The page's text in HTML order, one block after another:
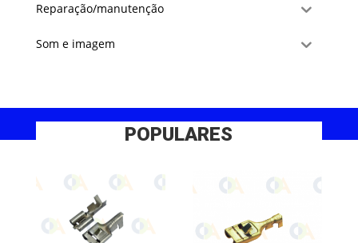
Reparação/manutenção
Som e imagem
POPULARES